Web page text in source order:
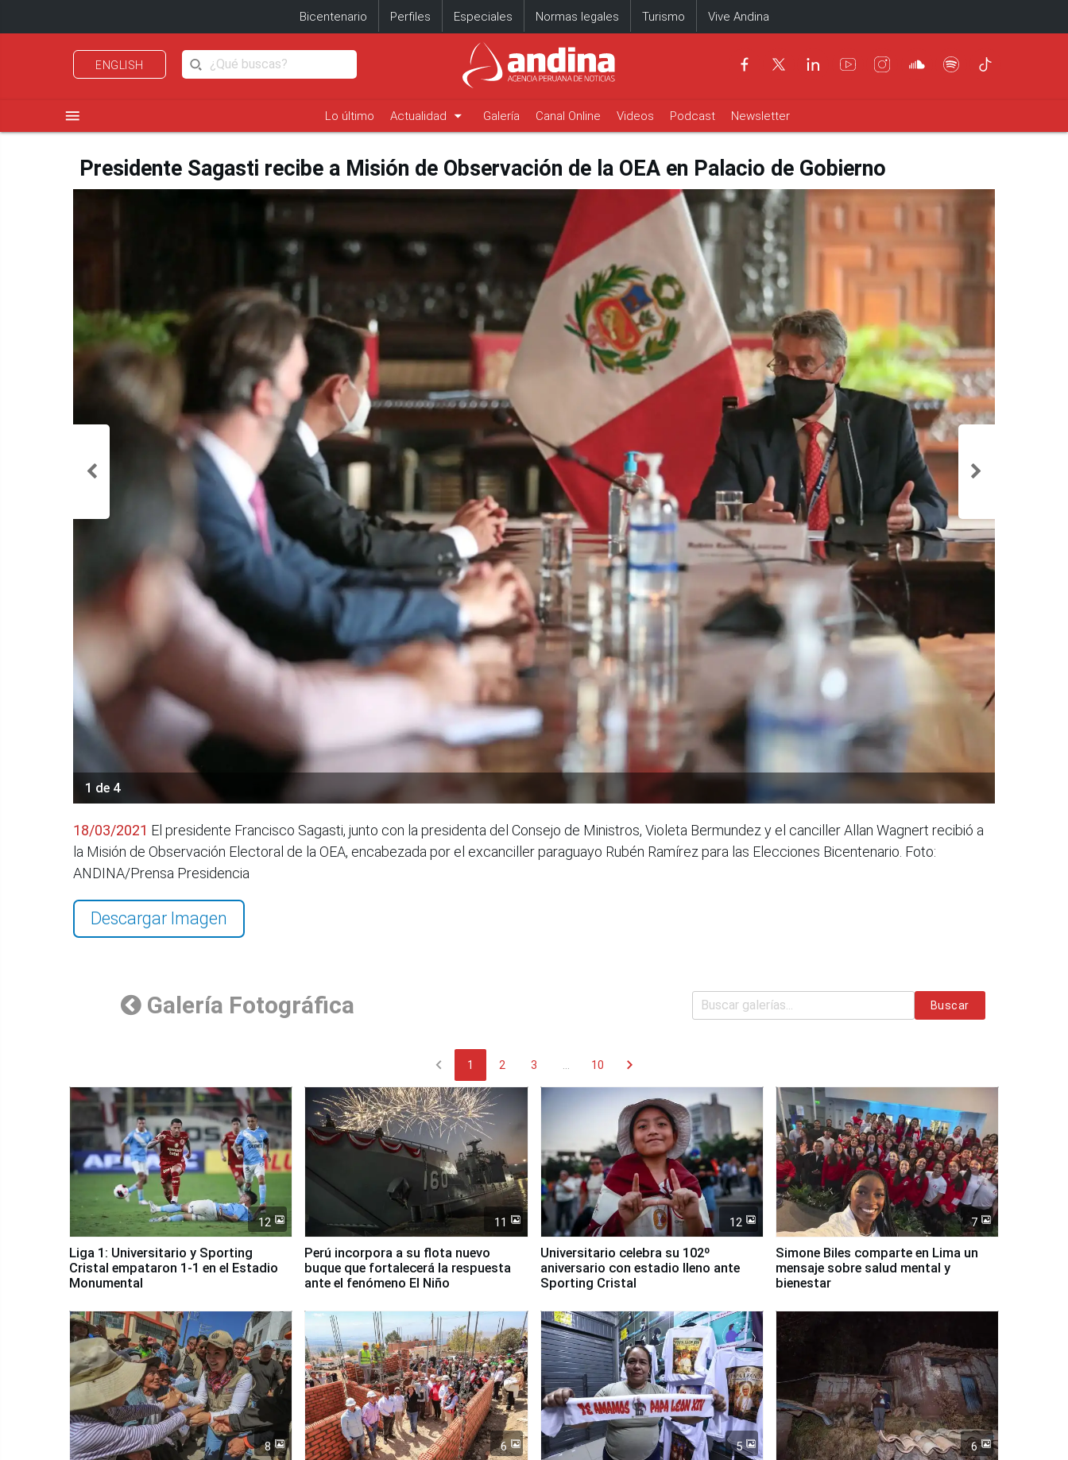
Bicentenario Perfiles Especiales Normas legales Turismo Vive Andina
ENGLISH
menu Lo último Actualidad arrow_drop_down Galería Canal Online Videos Podcast Newsletter
Presidente Sagasti recibe a Misión de Observación de la OEA en Palacio de Gobierno
1 de 4
18/03/2021 El presidente Francisco Sagasti, junto con la presidenta del Consejo de Ministros, Violeta Bermundez y el canciller Allan Wagnert recibió a
la Misión de Observación Electoral de la OEA, encabezada por el excanciller paraguayo Rubén Ramírez para las Elecciones Bicentenario. Foto:
ANDINA/Prensa Presidencia
Descargar Imagen
Galería Fotográfica Buscar
chevron_left 1 2 3 10 chevron_right
12
Liga 1: Universitario y Sporting
Cristal empataron 1-1 en el Estadio
Monumental
11
Perú incorpora a su flota nuevo
buque que fortalecerá la respuesta
ante el fenómeno El Niño
12
Universitario celebra su 102º
aniversario con estadio lleno ante
Sporting Cristal
7
Simone Biles comparte en Lima un
mensaje sobre salud mental y
bienestar
8 6 5 6